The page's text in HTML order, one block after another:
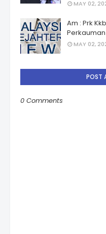
MAY 02,
Am : Prk
MAY 02,
POST
0 Comments